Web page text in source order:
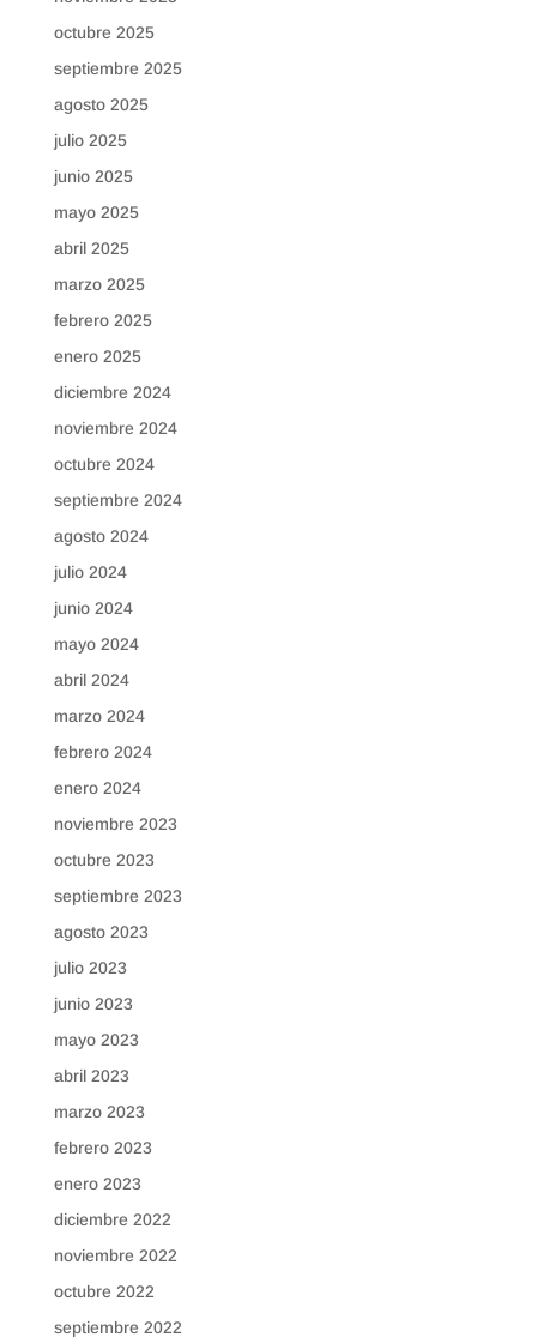
octubre 2025
septiembre 2025
agosto 2025
julio 2025
junio 2025
mayo 2025
abril 2025
marzo 2025
febrero 2025
enero 2025
diciembre 2024
noviembre 2024
octubre 2024
septiembre 2024
agosto 2024
julio 2024
junio 2024
mayo 2024
abril 2024
marzo 2024
febrero 2024
enero 2024
noviembre 2023
octubre 2023
septiembre 2023
agosto 2023
julio 2023
junio 2023
mayo 2023
abril 2023
marzo 2023
febrero 2023
enero 2023
diciembre 2022
noviembre 2022
octubre 2022
septiembre 2022